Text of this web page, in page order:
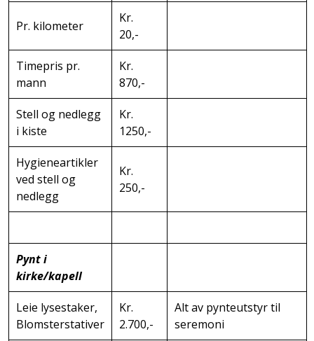
Pr. kilometer
Kr.
20,-
Timepris pr.
mann
Kr.
870,-
Stell og nedlegg
i kiste
Kr.
1250,-
Hygieneartikler
ved stell og
nedlegg
Kr.
250,-
Pynt i
kirke/kapell
Leie lysestaker,
Blomsterstativer
Kr.
2.700,-
Alt av pynteutstyr til
seremoni